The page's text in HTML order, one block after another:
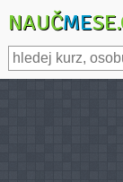
NAUČME